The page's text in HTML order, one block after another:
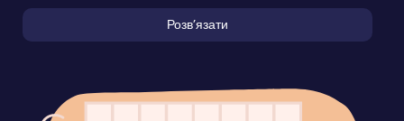
Розвʼязати